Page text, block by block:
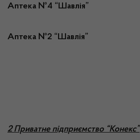
Аптека №4 “Шавлія”
Аптека №2 “Шавлія”
2 Приватне підприємство “Конекс”